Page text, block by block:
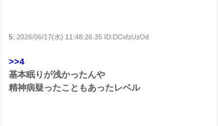
5: 2026/06/17(水) 11:48:26.35 ID:DCxfzUzOd
>>4
基本眠りが浅かったんや
精神病疑ったこともあったレベル